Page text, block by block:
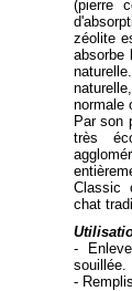
(pierre
zéolite
absorbe
normale
Par son
très
Classic
chat
-
souillée.
-